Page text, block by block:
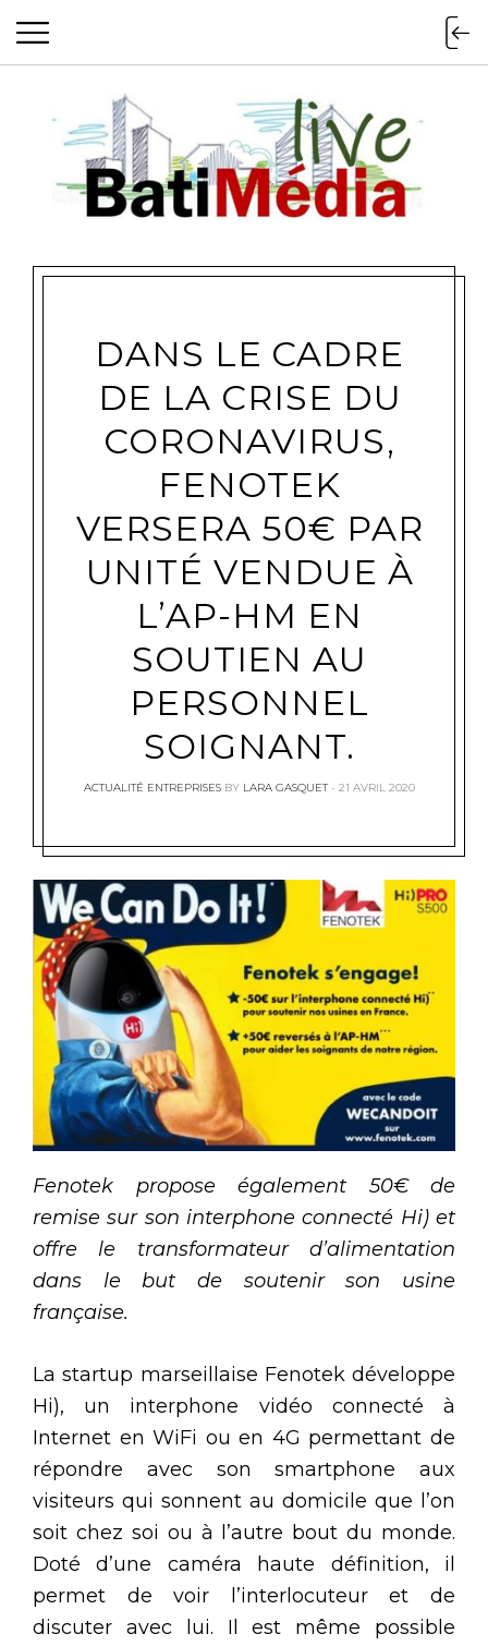
Batimedialive
DANS LE CADRE
DE LA CRISE DU
CORONAVIRUS,
FENOTEK
VERSERA 50€ PAR
UNITÉ VENDUE À
L’AP-HM EN
SOUTIEN AU
PERSONNEL
SOIGNANT.
ACTUALITÉ ENTREPRISES BY LARA GASQUET 21 AVRIL 2020
Fenotek propose également 50€ de
remise sur son interphone connecté Hi) et
offre le transformateur d’alimentation
dans le but de soutenir son usine
française.
La startup marseillaise Fenotek développe
Hi), un interphone vidéo connecté à
Internet en WiFi ou en 4G permettant de
répondre avec son smartphone aux
visiteurs qui sonnent au domicile que l’on
soit chez soi ou à l’autre bout du monde.
Doté d’une caméra haute définition, il
permet de voir l’interlocuteur et de
discuter avec lui. Il est même possible